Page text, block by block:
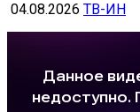
04.08.2026 ТВ-ИН